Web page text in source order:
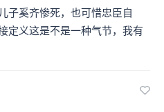
子奚齐惨死，也可惜忠臣自
定义这是不是一种气节，我有